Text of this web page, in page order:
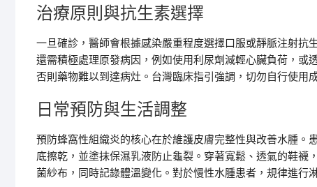
治療原則與抗生素選擇
一旦確診，醫師會根據感染嚴重程度選擇口服或靜脈注射抗
還需積極處理原發病因，例如使用利尿劑減輕心臟負荷，或
否則藥物難以到達病灶。台灣臨床指引強調，切勿自行使用
日常預防與生活調整
預防蜂窩性組織炎的核心在於維護皮膚完整性與改善水腫
底擦乾，並塗抹保濕乳液防止龜裂。穿著寬鬆、透氣的鞋
菌紗布，同時記錄體溫變化。對於慢性水腫患者，規律進行